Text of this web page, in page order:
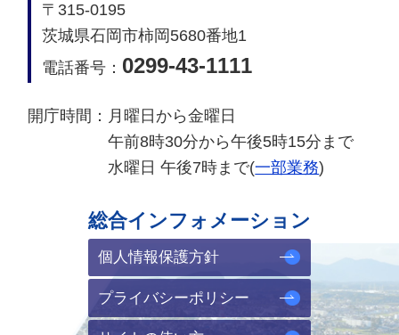
〒315-0195
茨城県石岡市柿岡5680番地1
電話番号： 0299-43-1111
開庁時間： 月曜日から金曜日
午前8時30分から午後5時15分まで
水曜日 午後7時まで(一部業務)
総合インフォメーション
個人情報保護方針
プライバシーポリシー